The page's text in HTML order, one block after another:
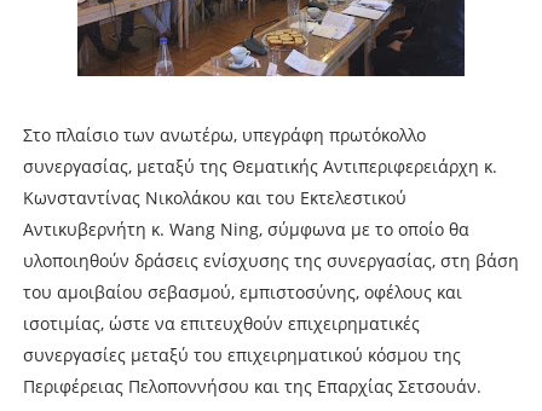
Στο πλαίσιο των ανωτέρω, υπεγράφη πρωτόκολλο
συνεργασίας, μεταξύ της Θεματικής Αντιπεριφερειάρχη κ.
Κωνσταντίνας Νικολάκου και του Εκτελεστικού
Αντικυβερνήτη κ. Wang Ning, σύμφωνα με το οποίο θα
υλοποιηθούν δράσεις ενίσχυσης της συνεργασίας, στη βάση
του αμοιβαίου σεβασμού, εμπιστοσύνης, οφέλους και
ισοτιμίας, ώστε να επιτευχθούν επιχειρηματικές
συνεργασίες μεταξύ του επιχειρηματικού κόσμου της
Περιφέρειας Πελοποννήσου και της Επαρχίας Σετσουάν.